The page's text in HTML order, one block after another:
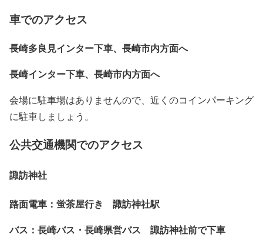
車でのアクセス
長崎多良見インター下車、長崎市内方面へ
長崎インター下車、長崎市内方面へ
会場に駐車場はありませんので、近くのコインパーキング
に駐車しましょう。
公共交通機関でのアクセス
諏訪神社
路面電車：蛍茶屋行き 諏訪神社駅
バス：長崎バス・長崎県営バス 諏訪神社前で下車